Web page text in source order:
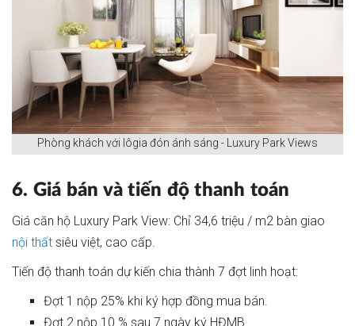
Phòng khách với lôgia đón ánh sáng - Luxury Park Views
6. Giá bán và tiến độ thanh toán
Giá căn hộ Luxury Park View: Chỉ 34,6 triệu / m2 bàn giao
nội thất siêu việt, cao cấp.
Tiến độ thanh toán dự kiến chia thành 7 đợt linh hoạt:
Đợt 1 nộp 25% khi ký hợp đồng mua bán.
Đợt 2 nộp 10 % sau 7 ngày ký HĐMB.